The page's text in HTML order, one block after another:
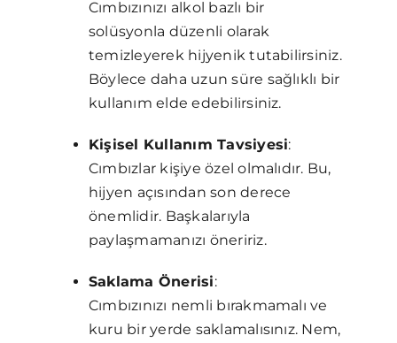
Cımbızınızı alkol bazlı bir
solüsyonla düzenli olarak
temizleyerek hijyenik tutabilirsiniz.
Böylece daha uzun süre sağlıklı bir
kullanım elde edebilirsiniz.
Kişisel Kullanım Tavsiyesi:
Cımbızlar kişiye özel olmalıdır. Bu,
hijyen açısından son derece
önemlidir. Başkalarıyla
paylaşmamanızı öneririz.
Saklama Önerisi:
Cımbızınızı nemli bırakmamalı ve
kuru bir yerde saklamalısınız. Nem,